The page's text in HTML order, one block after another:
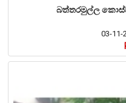
බත්තරමුල්ල
03-11-